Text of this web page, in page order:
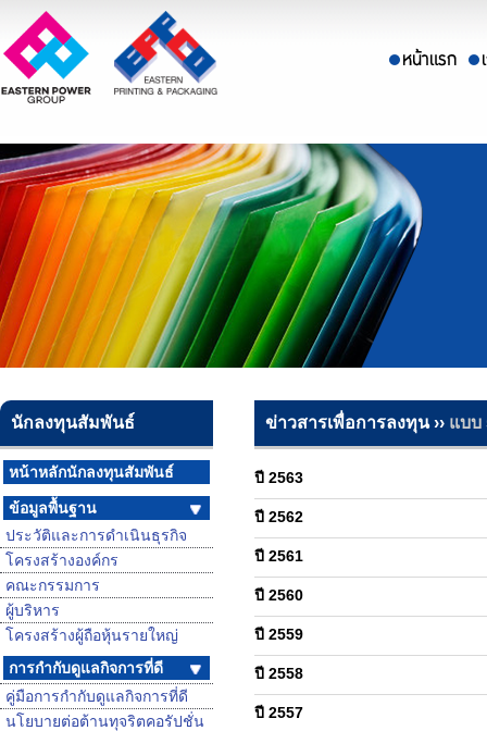
นักลงทุนสัมพันธ์
หน้าหลักนักลงทุนสัมพันธ์
ข้อมูลพื้นฐาน
ประวัติและการดำเนินธุรกิจ
โครงสร้างองค์กร
คณะกรรมการ
ผู้บริหาร
โครงสร้างผู้ถือหุ้นรายใหญ่
การกำกับดูแลกิจการที่ดี
คู่มือการกำกับดูแลกิจการที่ดี
นโยบายต่อต้านทุจริตคอรัปชั่น
ข่าวสารเพื่อการลงทุน ›› แบบ
ปี 2563
ปี 2562
ปี 2561
ปี 2560
ปี 2559
ปี 2558
ปี 2557